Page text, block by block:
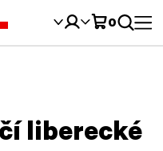
0
liberecké